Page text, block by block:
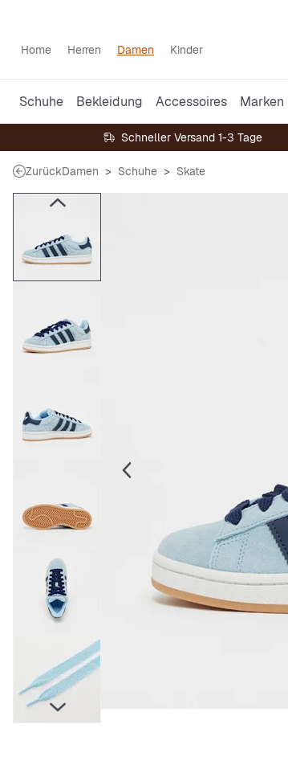
Home Herren Damen Kinder
Schuhe Bekleidung Accessoires Marken
Schneller Versand 1-3 Tage
ZurückDamen Schuhe Skate